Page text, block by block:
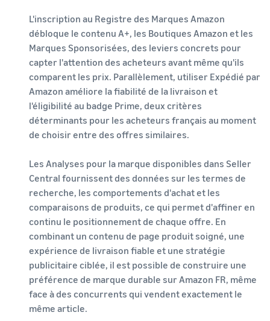
L'inscription au Registre des Marques Amazon
débloque le contenu A+, les Boutiques Amazon et les
Marques Sponsorisées, des leviers concrets pour
capter l'attention des acheteurs avant même qu'ils
comparent les prix. Parallèlement, utiliser Expédié par
Amazon améliore la fiabilité de la livraison et
l'éligibilité au badge Prime, deux critères
déterminants pour les acheteurs français au moment
de choisir entre des offres similaires.
Les Analyses pour la marque disponibles dans Seller
Central fournissent des données sur les termes de
recherche, les comportements d'achat et les
comparaisons de produits, ce qui permet d'affiner en
continu le positionnement de chaque offre. En
combinant un contenu de page produit soigné, une
expérience de livraison fiable et une stratégie
publicitaire ciblée, il est possible de construire une
préférence de marque durable sur Amazon FR, même
face à des concurrents qui vendent exactement le
même article.